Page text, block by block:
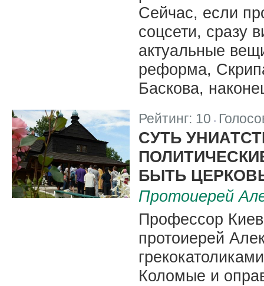
Сейчас, если
соцсети, сразу
актуальные
реформа,
Баскова,
Рейтинг: 10
СУТЬ
БЫТЬ
Протоиерей
Профессор
протоиерей
Коломые и